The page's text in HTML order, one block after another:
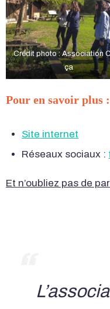
Crédit photo : Association
ça
Pour en savoir plus :
Site internet
Réseaux sociaux :
Et n’oubliez pas de